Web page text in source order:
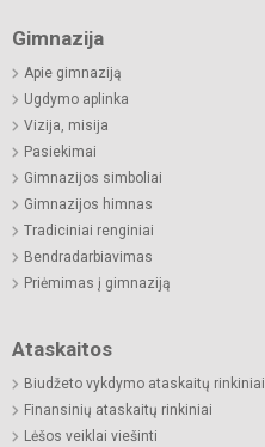
Gimnazija
Apie gimnaziją
Ugdymo aplinka
Vizija, misija
Pasiekimai
Gimnazijos simboliai
Gimnazijos himnas
Tradiciniai renginiai
Bendradarbiavimas
Priėmimas į gimnaziją
Ataskaitos
Biudžeto vykdymo ataskaitų rinkiniai
Finansinių ataskaitų rinkiniai
Lėšos veiklai viešinti